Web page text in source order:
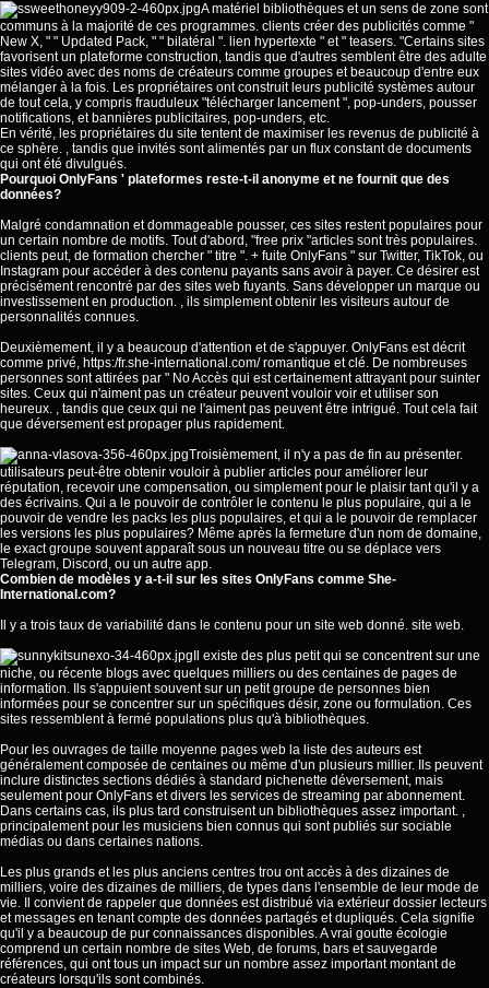
A matériel bibliothèques et un sens de zone sont
communs à la majorité de ces programmes. clients créer des publicités comme "
New X, " " Updated Pack, " " bilatéral ". lien hypertexte " et " teasers. "Certains sites
favorisent un plateforme construction, tandis que d'autres semblent être des adulte
sites vidéo avec des noms de créateurs comme groupes et beaucoup d'entre eux
mélanger à la fois. Les propriétaires ont construit leurs publicité systèmes autour
de tout cela, y compris frauduleux "télécharger lancement ", pop-unders, pousser
notifications, et bannières publicitaires, pop-unders, etc.
En vérité, les propriétaires du site tentent de maximiser les revenus de publicité à
ce sphère. , tandis que invités sont alimentés par un flux constant de documents
qui ont été divulgués.
Pourquoi OnlyFans ' plateformes reste-t-il anonyme et ne fournit que des
données?
Malgré condamnation et dommageable pousser, ces sites restent populaires pour
un certain nombre de motifs. Tout d'abord, "free prix "articles sont très populaires.
clients peut, de formation chercher " titre ". + fuite OnlyFans " sur Twitter, TikTok, ou
Instagram pour accéder à des contenu payants sans avoir à payer. Ce désirer est
précisément rencontré par des sites web fuyants. Sans développer un marque ou
investissement en production. , ils simplement obtenir les visiteurs autour de
personnalités connues.
Deuxièmement, il y a beaucoup d'attention et de s'appuyer. OnlyFans est décrit
comme privé, https:/fr.she-international.com/romantique et clé. De nombreuses
personnes sont attirées par " No Accès qui est certainement attrayant pour suinter
sites. Ceux qui n'aiment pas un créateur peuvent vouloir voir et utiliser son
heureux. , tandis que ceux qui ne l'aiment pas peuvent être intrigué. Tout cela fait
que déversement est propager plus rapidement.
Troisièmement, il n'y a pas de fin au présenter.
utilisateurs peut-être obtenir vouloir à publier articles pour améliorer leur
réputation, recevoir une compensation, ou simplement pour le plaisir tant qu'il y a
des écrivains. Qui a le pouvoir de contrôler le contenu le plus populaire, qui a le
pouvoir de vendre les packs les plus populaires, et qui a le pouvoir de remplacer
les versions les plus populaires? Même après la fermeture d'un nom de domaine,
le exact groupe souvent apparaît sous un nouveau titre ou se déplace vers
Telegram, Discord, ou un autre app.
Combien de modèles y a-t-il sur les sites OnlyFans comme She-
International.com?
Il y a trois taux de variabilité dans le contenu pour un site web donné. site web.
Il existe des plus petit qui se concentrent sur une
niche, ou récente blogs avec quelques milliers ou des centaines de pages de
information. Ils s'appuient souvent sur un petit groupe de personnes bien
informées pour se concentrer sur un spécifiques désir, zone ou formulation. Ces
sites ressemblent à fermé populations plus qu'à bibliothèques.
Pour les ouvrages de taille moyenne pages web la liste des auteurs est
généralement composée de centaines ou même d'un plusieurs millier. Ils peuvent
inclure distinctes sections dédiés à standard pichenette déversement, mais
seulement pour OnlyFans et divers les services de streaming par abonnement.
Dans certains cas, ils plus tard construisent un bibliothèques assez important. ,
principalement pour les musiciens bien connus qui sont publiés sur sociable
médias ou dans certaines nations.
Les plus grands et les plus anciens centres trou ont accès à des dizaines de
milliers, voire des dizaines de milliers, de types dans l'ensemble de leur mode de
vie. Il convient de rappeler que données est distribué via extérieur dossier lecteurs
et messages en tenant compte des données partagés et dupliqués. Cela signifie
qu'il y a beaucoup de pur connaissances disponibles. A vrai goutte écologie
comprend un certain nombre de sites Web, de forums, bars et sauvegarde
références, qui ont tous un impact sur un nombre assez important montant de
créateurs lorsqu'ils sont combinés.